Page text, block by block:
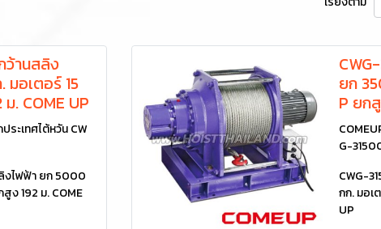
ว้านสลิง
อเตอร์ 15
. COME UP
ระเทศไต้หวัน CW
งไฟฟ้า ยก 5000
ง 192 ม. COME
ยก
P ยก
G-
CWG-
กก. มอเ
UP